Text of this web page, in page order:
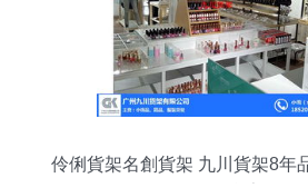
伶俐貨架名創貨架 九川貨架8年